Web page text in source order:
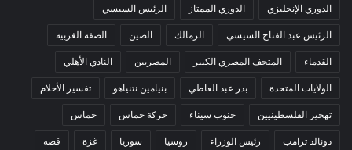
الدوري الإنجليزي الدوري الممتاز الرئيس السيسي
الرئيس عبد الفتاح السيسي الزمالك الصين الضفة الغربية
القدماء المتحف المصري الكبير المصريين النادي الأهلي
الولايات المتحدة بدر عبد العاطي بنيامين نتنياهو تفسير الأحلام
تهجير الفلسطينيين جنوب سيناء حركة حماس حماس
دونالد ترامب رئيس الوزراء روسيا سوريا غزة قصه